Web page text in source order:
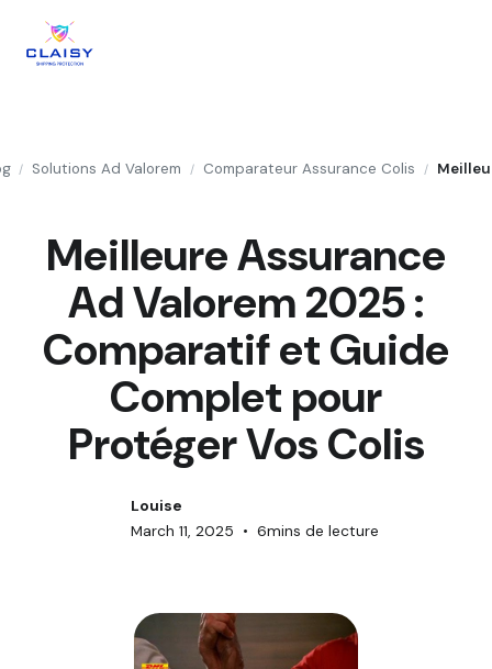
/ Solutions Ad Valorem / Comparateur Assurance Colis /
Meilleure Assurance
Ad Valorem 2025 :
Comparatif et Guide
Complet pour
Protéger Vos Colis
Louise
March 11, 2025 • 6mins de lecture